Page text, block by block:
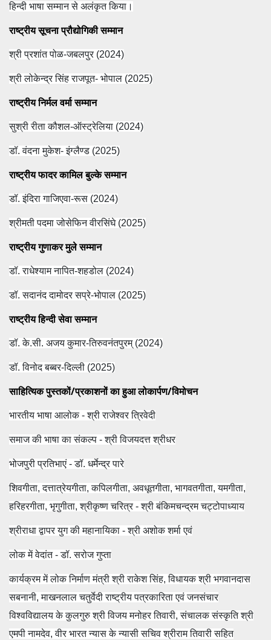
हिन्दी भाषा सम्मान से अलंकृत किया।
राष्ट्रीय सूचना प्रौद्योगिकी सम्मान
श्री प्रशांत पोळ-जबलपुर (2024)
श्री लोकेन्द्र सिंह राजपूत- भोपाल (2025)
राष्ट्रीय निर्मल वर्मा सम्मान
सुश्री रीता कौशल-ऑस्ट्रेलिया (2024)
डॉ. वंदना मुकेश- इंग्लैण्ड (2025)
राष्ट्रीय फादर कामिल बुल्के सम्मान
डॉ. इंदिरा गाजिएवा-रूस (2024)
श्रीमती पदमा जोसेफिन वीरसिंघे (2025)
राष्ट्रीय गुणाकर मुले सम्मान
डॉ. राधेश्याम नापित-शहडोल (2024)
डॉ. सदानंद दामोदर सप्रे-भोपाल (2025)
राष्ट्रीय हिन्दी सेवा सम्मान
डॉ. के.सी. अजय कुमार-तिरुवनंतपुरम् (2024)
डॉ. विनोद बब्बर-दिल्ली (2025)
साहित्यिक पुस्तकों/प्रकाशनों का हुआ लोकार्पण/विमोचन
भारतीय भाषा आलोक - श्री राजेश्वर त्रिवेदी
समाज की भाषा का संकल्प - श्री विजयदत्त श्रीधर
भोजपुरी प्रतिभाएं - डॉ. धर्मेन्द्र पारे
शिवगीता, दत्तात्रेयगीता, कपिलगीता, अवधूतगीता, भागवतगीता, यमगीता,
हरिहरगीता, भृगुगीता, श्रीकृष्ण चरित्र - श्री बंकिमचन्द्रम चट्टोपाध्याय
श्रीराधा द्वापर युग की महानायिका - श्री अशोक शर्मा एवं
लोक में वेदांत - डॉ. सरोज गुप्ता
कार्यक्रम में लोक निर्माण मंत्री श्री राकेश सिंह, विधायक श्री भगवानदास
सबनानी, माखनलाल चतुर्वेदी राष्ट्रीय पत्रकारिता एवं जनसंचार
विश्वविद्यालय के कुलगुरु श्री विजय मनोहर तिवारी, संचालक संस्कृति श्री
एमपी नामदेव, वीर भारत न्यास के न्यासी सचिव श्रीराम तिवारी सहित